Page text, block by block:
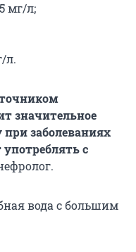
мг/л;
л.
значительное
заболеваниях
с
вода с большим